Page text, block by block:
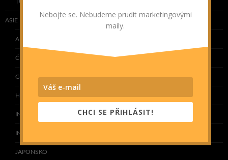
TUNISKO
ASIE
ARMÉNIE
ČÍNA
GRUZIE
HONG KONG
INDIE
INDONÉSIE
JAPONSKO
Nebojte se. Nebudeme prudit marketingovými
maily.
CHCI SE PŘIHLÁSIT!